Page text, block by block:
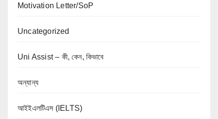
Motivation Letter/SoP
Uncategorized
Uni Assist – কী, কেন, কিভাবে
অন্যান্য
আইইএলটিএস (IELTS)